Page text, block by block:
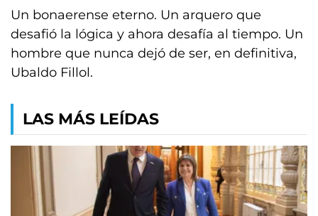
Un bonaerense eterno. Un arquero que
desafió la lógica y ahora desafía al tiempo. Un
hombre que nunca dejó de ser, en definitiva,
Ubaldo Fillol.
LAS MÁS LEÍDAS